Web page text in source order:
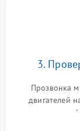
3.
Прозвонка
двигателей
концевика